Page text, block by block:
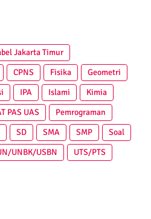
Jakarta Timur
CPNS Fisika
Geometri
IPA Islami
Kimia
PAS UAS
Pemrograman
SD SMA SMP
Soal
UNBK/USBN
UTS/PTS